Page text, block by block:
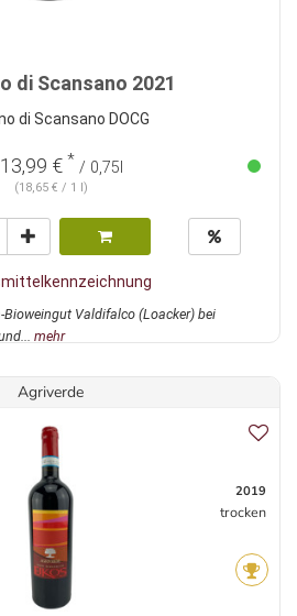
di Scansano 2021
di Scansano DOCG
13,99 € * / 0,75l
(18,65 € / 1 l)
Bioweingut Valdifalco (Loacker) bei
mehr
Agriverde
2019
trocken